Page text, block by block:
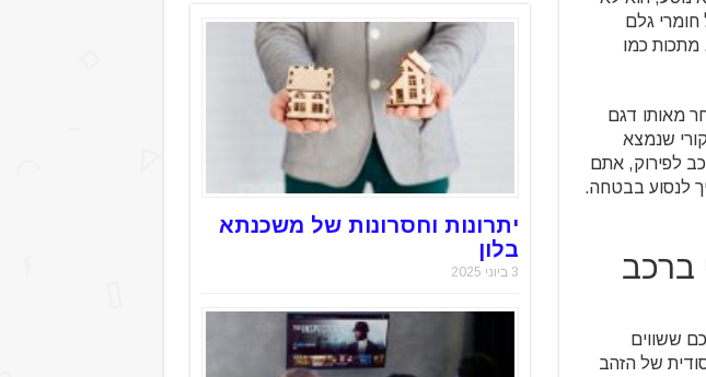
גלם
כמו
מאותו דגם
שנמצא
לפירוק, אתם
לנסוע בבטחה.
ברכב
ששווים
של הזהב
יתרונות וחסרונות של משכנתא
בלון
3 ביוני 2025